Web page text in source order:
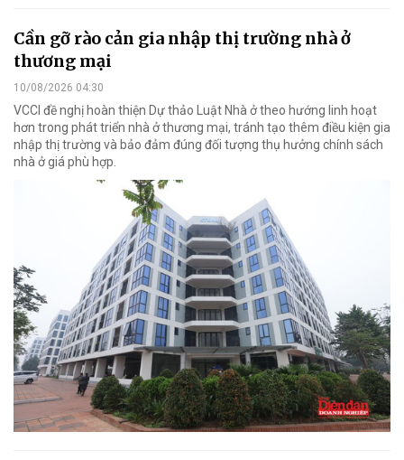
Cần gỡ rào cản gia nhập thị trường nhà ở
thương mại
10/08/2026 04:30
VCCI đề nghị hoàn thiện Dự thảo Luật Nhà ở theo hướng linh hoạt
hơn trong phát triển nhà ở thương mại, tránh tạo thêm điều kiện gia
nhập thị trường và bảo đảm đúng đối tượng thụ hưởng chính sách
nhà ở giá phù hợp.